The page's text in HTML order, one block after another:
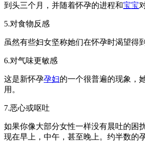
到头三个月，并随着怀孕的进程和宝宝
5.对食物反感
虽然有些妇女坚称她们在怀孕时渴望得
6.对气味更敏感
这是新怀孕孕妇的一个很普遍的现象，
用。
7.恶心或呕吐
如果你像大部分女性一样没有晨吐的困
现在早上，中午，甚至晚上。约半数的